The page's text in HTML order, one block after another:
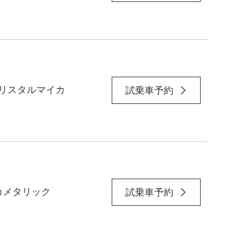
スタルマイカ 試乗車予約
タリック 試乗車予約